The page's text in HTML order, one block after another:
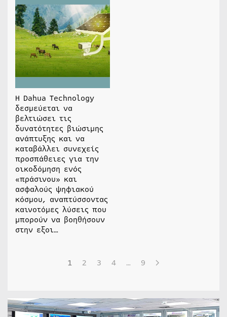
Η Dahua Technology
δεσμεύεται να
βελτιώσει τις
δυνατότητες βιώσιμης
ανάπτυξης και να
καταβάλλει συνεχείς
προσπάθειες για την
οικοδόμηση ενός
«πράσινου» και
ασφαλούς ψηφιακού
κόσμου, αναπτύσσοντας
καινοτόμες λύσεις που
μπορούν να βοηθήσουν
στην εξοι…
1 2 3 4 … 9